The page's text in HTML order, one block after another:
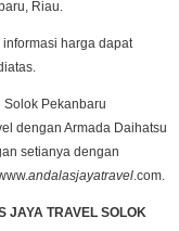
Riau.
informasi harga dapat
Pekanbaru
dengan Armada Daihatsu
setianya dengan
andalasjayatravel.com.
JAYA TRAVEL SOLOK